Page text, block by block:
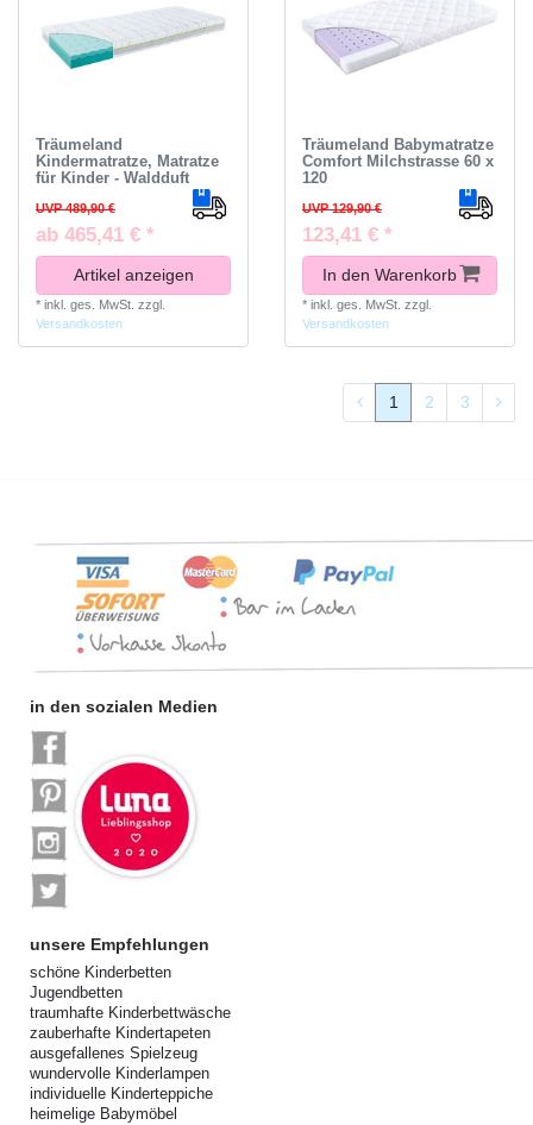
Träumeland
Kindermatratze, Matratze
für Kinder - Waldduft
UVP 489,90 €
ab 465,41 € *
Artikel anzeigen
* inkl. ges. MwSt. zzgl.
Versandkosten
Träumeland Babymatratze
Comfort Milchstrasse 60 x
120
UVP 129,90 €
123,41 € *
In den Warenkorb
* inkl. ges. MwSt. zzgl.
Versandkosten
1 2 3
in den sozialen Medien
unsere Empfehlungen
schöne Kinderbetten
Jugendbetten
traumhafte Kinderbettwäsche
zauberhafte Kindertapeten
ausgefallenes Spielzeug
wundervolle Kinderlampen
individuelle Kinderteppiche
heimelige Babymöbel